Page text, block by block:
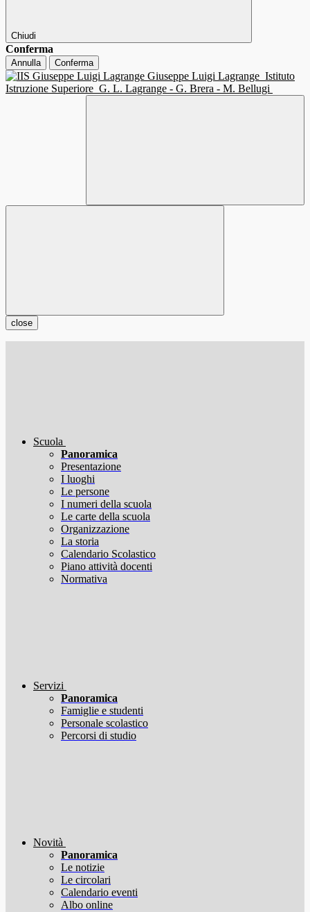
Chiudi
Conferma
Annulla Conferma
Giuseppe Luigi Lagrange Istituto
Istruzione Superiore G. L. Lagrange - G. Brera - M. Bellugi
close
Scuola
Panoramica
Presentazione
I luoghi
Le persone
I numeri della scuola
Le carte della scuola
Organizzazione
La storia
Calendario Scolastico
Piano attività docenti
Normativa
Servizi
Panoramica
Famiglie e studenti
Personale scolastico
Percorsi di studio
Novità
Panoramica
Le notizie
Le circolari
Calendario eventi
Albo online